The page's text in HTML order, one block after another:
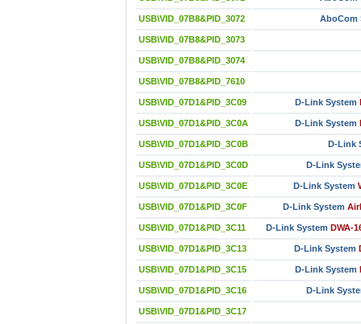
USB\VID_07B8&PID_3072 AboCom
USB\VID_07B8&PID_3073
USB\VID_07B8&PID_3074
USB\VID_07B8&PID_7610
USB\VID_07D1&PID_3C09 D-Link System
USB\VID_07D1&PID_3C0A D-Link System
USB\VID_07D1&PID_3C0B D-Link
USB\VID_07D1&PID_3C0D D-Link
USB\VID_07D1&PID_3C0E D-Link System
USB\VID_07D1&PID_3C0F D-Link System
USB\VID_07D1&PID_3C11 D-Link System DWA-
USB\VID_07D1&PID_3C13 D-Link System
USB\VID_07D1&PID_3C15 D-Link System
USB\VID_07D1&PID_3C16 D-Link
USB\VID_07D1&PID_3C17